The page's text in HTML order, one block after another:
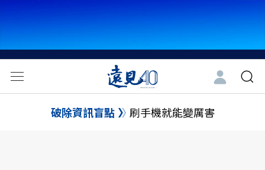
破除資訊盲點 刷手機就能變厲害